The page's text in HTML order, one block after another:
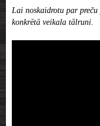
Lai noskaidrotu par
konkrētā veikala tālruni.